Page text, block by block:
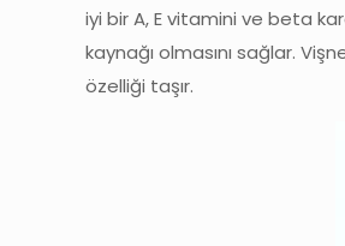
iyi bir A, E vitamini ve beta
kaynağı olmasını sağlar.
özelliği taşır.